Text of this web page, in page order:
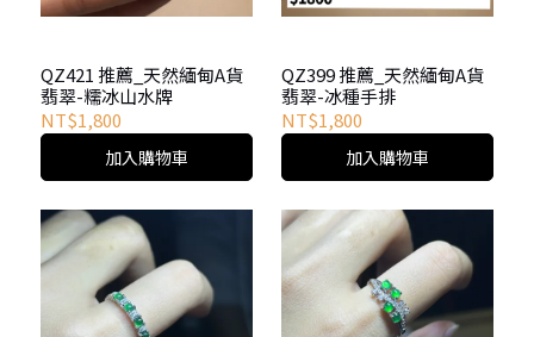
QZ421 推薦_天然緬甸A貨
翡翠-糯冰山水牌
NT$1,800
加入購物車
QZ399 推薦_天然緬甸A貨
翡翠-冰種手排
NT$1,800
加入購物車